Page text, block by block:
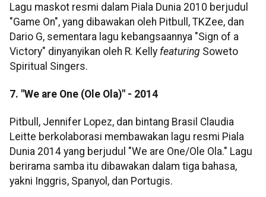
Lagu maskot resmi dalam Piala Dunia 2010 berjudul
"Game On", yang dibawakan oleh Pitbull, TKZee, dan
Dario G, sementara lagu kebangsaannya "Sign of a
Victory" dinyanyikan oleh R. Kelly featuring Soweto
Spiritual Singers.
7. "We are One (Ole Ola)" - 2014
Pitbull, Jennifer Lopez, dan bintang Brasil Claudia
Leitte berkolaborasi membawakan lagu resmi Piala
Dunia 2014 yang berjudul "We are One/Ole Ola." Lagu
berirama samba itu dibawakan dalam tiga bahasa,
yakni Inggris, Spanyol, dan Portugis.